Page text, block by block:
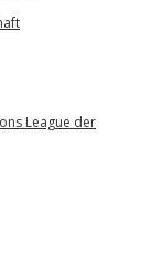
League der